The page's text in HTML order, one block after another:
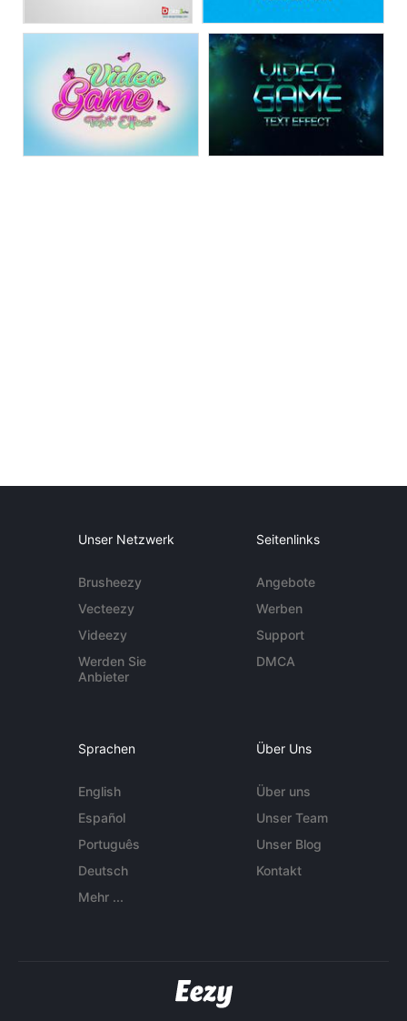
Unser Netzwerk
Brusheezy
Vecteezy
Videezy
Werden Sie
Anbieter
Seitenlinks
Angebote
Werben
Support
DMCA
Sprachen
English
Español
Português
Deutsch
Mehr ...
Über Uns
Über uns
Unser Team
Unser Blog
Kontakt